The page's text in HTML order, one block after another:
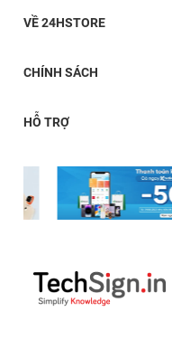
VỀ 24HSTORE
CHÍNH SÁCH
HỖ TRỢ